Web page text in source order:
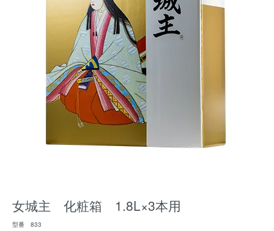
女城主 化粧箱 1.8L×3本用
型番 833